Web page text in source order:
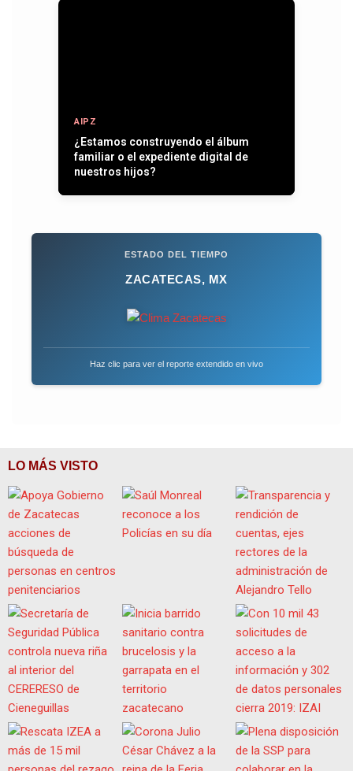
AIPZ
Entre plumas, operativos y la paz que
se quiere recuperar
ESTADO DEL TIEMPO
ZACATECAS, MX
Haz clic para ver el reporte extendido en vivo
LO MÁS VISTO